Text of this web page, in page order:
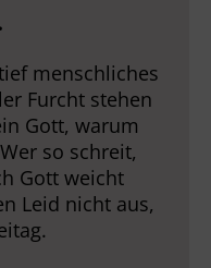
menschliches
Furcht stehen
Gott, warum
so schreit,
Gott weicht
Leid nicht aus,